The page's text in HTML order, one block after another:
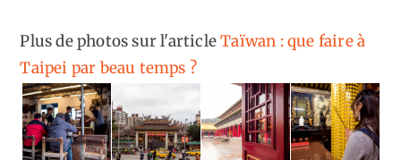
Plus de photos sur l'articleTaïwan : que faire à
Taipei par beau temps ?